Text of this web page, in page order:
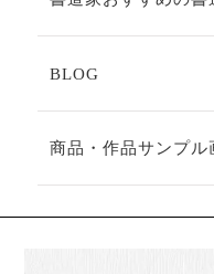
BLOG
商品・作品サンプル